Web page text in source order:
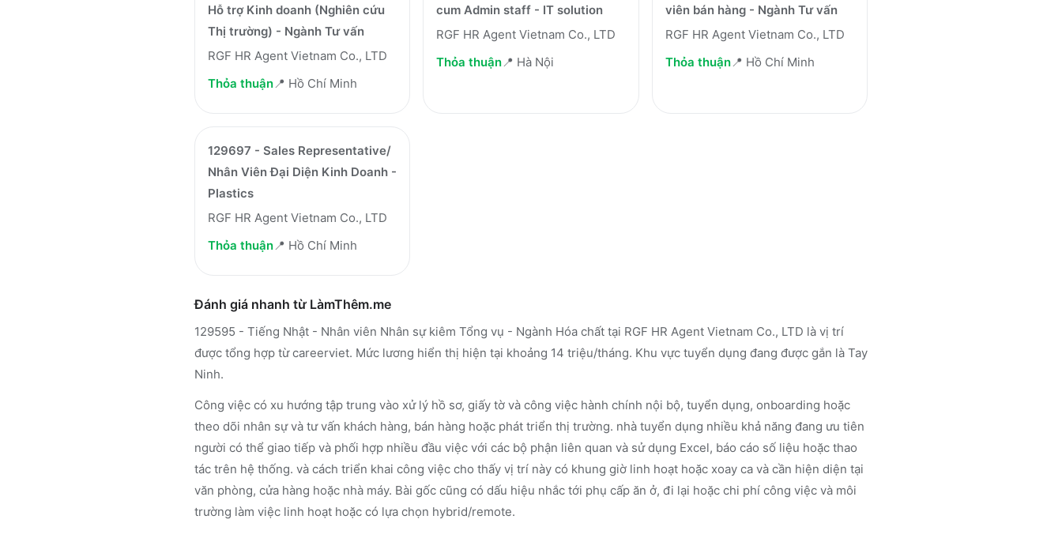
Hỗ trợ Kinh doanh (Nghiên cứu
Thị trường) - Ngành Tư vấn
RGF HR Agent Vietnam Co., LTD
Thỏa thuận📍 Hồ Chí Minh
cum Admin staff - IT solution
RGF HR Agent Vietnam Co., LTD
Thỏa thuận📍 Hà Nội
viên bán hàng - Ngành Tư vấn
RGF HR Agent Vietnam Co., LTD
Thỏa thuận📍 Hồ Chí Minh
129697 - Sales Representative/
Nhân Viên Đại Diện Kinh Doanh -
Plastics
RGF HR Agent Vietnam Co., LTD
Thỏa thuận📍 Hồ Chí Minh
Đánh giá nhanh từ LàmThêm.me
129595 - Tiếng Nhật - Nhân viên Nhân sự kiêm Tổng vụ - Ngành Hóa chất tại RGF HR Agent Vietnam Co., LTD là vị trí
được tổng hợp từ careerviet. Mức lương hiển thị hiện tại khoảng 14 triệu/tháng. Khu vực tuyển dụng đang được gắn là Tay
Ninh.
Công việc có xu hướng tập trung vào xử lý hồ sơ, giấy tờ và công việc hành chính nội bộ, tuyển dụng, onboarding hoặc
theo dõi nhân sự và tư vấn khách hàng, bán hàng hoặc phát triển thị trường. nhà tuyển dụng nhiều khả năng đang ưu tiên
người có thể giao tiếp và phối hợp nhiều đầu việc với các bộ phận liên quan và sử dụng Excel, báo cáo số liệu hoặc thao
tác trên hệ thống. và cách triển khai công việc cho thấy vị trí này có khung giờ linh hoạt hoặc xoay ca và cần hiện diện tại
văn phòng, cửa hàng hoặc nhà máy. Bài gốc cũng có dấu hiệu nhắc tới phụ cấp ăn ở, đi lại hoặc chi phí công việc và môi
trường làm việc linh hoạt hoặc có lựa chọn hybrid/remote.